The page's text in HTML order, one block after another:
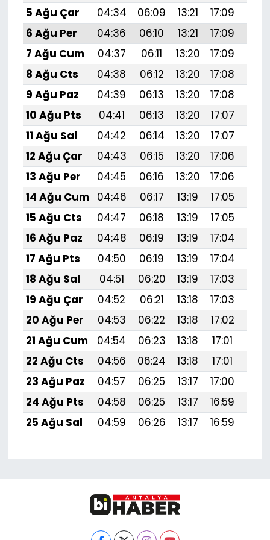
5 Ağu Çar
04:34 06:09 13:21 17:09
6 Ağu Per
04:36 06:10 13:21 17:09
7 Ağu Cum
04:37 06:11 13:20 17:09
8 Ağu Cts
04:38 06:12 13:20 17:08
9 Ağu Paz
04:39 06:13 13:20 17:08
10 Ağu Pts
04:41 06:13 13:20 17:07
11 Ağu Sal
04:42 06:14 13:20 17:07
12 Ağu Çar
04:43 06:15 13:20 17:06
13 Ağu Per
04:45 06:16 13:20 17:06
14 Ağu Cum
04:46 06:17 13:19 17:05
15 Ağu Cts
04:47 06:18 13:19 17:05
16 Ağu Paz
04:48 06:19 13:19 17:04
17 Ağu Pts
04:50 06:19 13:19 17:04
18 Ağu Sal
04:51 06:20 13:19 17:03
19 Ağu Çar
04:52 06:21 13:18 17:03
20 Ağu Per
04:53 06:22 13:18 17:02
21 Ağu Cum
04:54 06:23 13:18 17:01
22 Ağu Cts
04:56 06:24 13:18 17:01
23 Ağu Paz
04:57 06:25 13:17 17:00
24 Ağu Pts
04:58 06:25 13:17 16:59
25 Ağu Sal
04:59 06:26 13:17 16:59